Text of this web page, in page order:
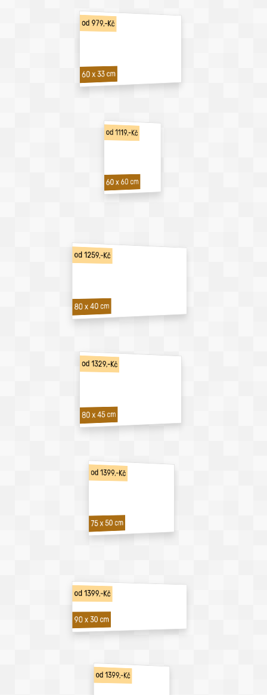
od 979,-Kč
60 x 33 cm
od 1119,-Kč
60 x 60 cm
od 1259,-Kč
80 x 40 cm
od 1329,-Kč
80 x 45 cm
od 1399,-Kč
75 x 50 cm
od 1399,-Kč
90 x 30 cm
od 1399,-Kč